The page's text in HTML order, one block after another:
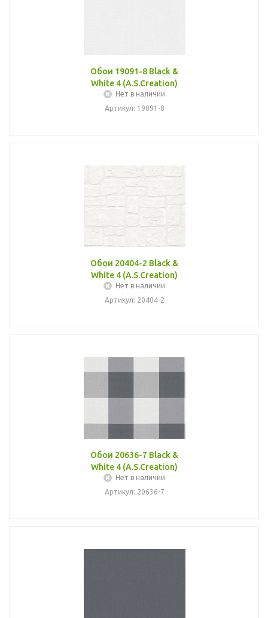
Обои 19091-8 Black &
White 4 (A.S.Creation)
Нет в наличии
Артикул: 19091-8
Обои 20404-2 Black &
White 4 (A.S.Creation)
Нет в наличии
Артикул: 20404-2
Обои 20636-7 Black &
White 4 (A.S.Creation)
Нет в наличии
Артикул: 20636-7